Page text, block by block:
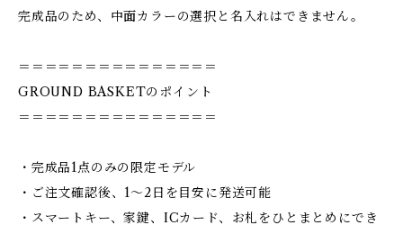
完成品のため、中面カラーの選択と名入れはできません。
＝＝＝＝＝＝＝＝＝＝＝＝＝＝＝
GROUND BASKETのポイント
＝＝＝＝＝＝＝＝＝＝＝＝＝＝＝
・完成品1点のみの限定モデル
・ご注文確認後、1〜2日を目安に発送可能
・スマートキー、家鍵、ICカード、お札をひとまとめにでき